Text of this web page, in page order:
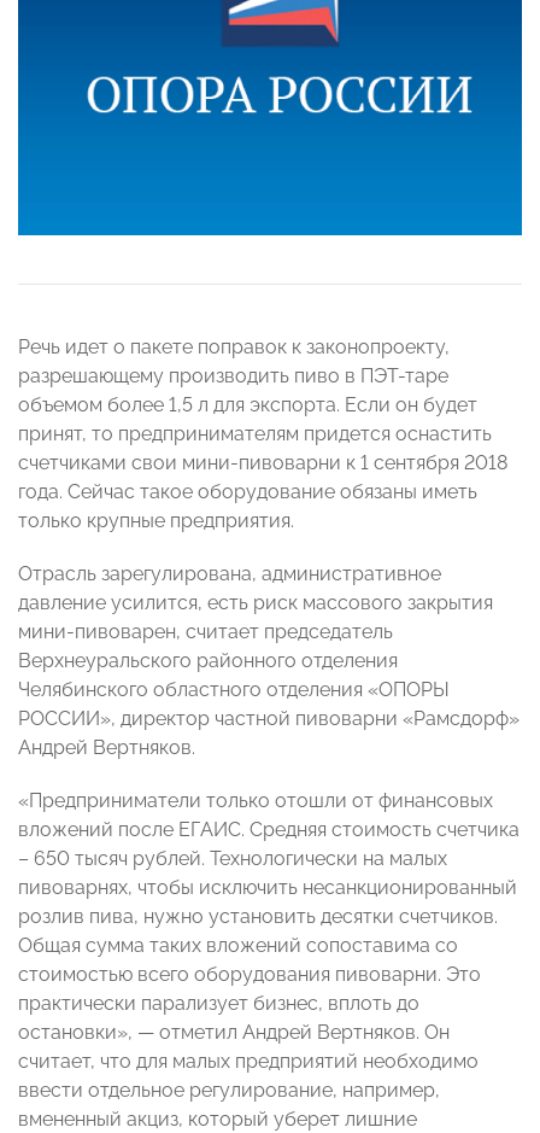
Речь идет о пакете поправок к законопроекту,
разрешающему производить пиво в ПЭТ-таре
объемом более 1,5 л для экспорта. Если он будет
принят, то предпринимателям придется оснастить
счетчиками свои мини-пивоварни к 1 сентября 2018
года. Сейчас такое оборудование обязаны иметь
только крупные предприятия.
Отрасль зарегулирована, административное
давление усилится, есть риск массового закрытия
мини-пивоварен, считает председатель
Верхнеуральского районного отделения
Челябинского областного отделения «ОПОРЫ
РОССИИ», директор частной пивоварни «Рамсдорф»
Андрей Вертняков.
«Предприниматели только отошли от финансовых
вложений после ЕГАИС. Средняя стоимость счетчика
– 650 тысяч рублей. Технологически на малых
пивоварнях, чтобы исключить несанкционированный
розлив пива, нужно установить десятки счетчиков.
Общая сумма таких вложений сопоставима со
стоимостью всего оборудования пивоварни. Это
практически парализует бизнес, вплоть до
остановки», — отметил Андрей Вертняков. Он
считает, что для малых предприятий необходимо
ввести отдельное регулирование, например,
вмененный акциз, который уберет лишние